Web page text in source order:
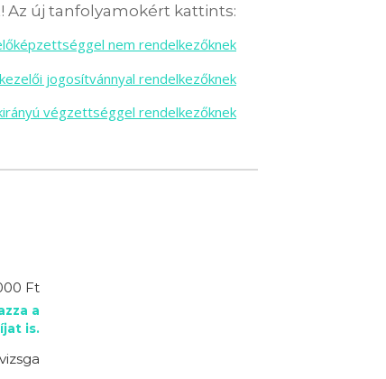
Az új tanfolyamokért kattints:
nem rendelkezőknek
jogosítvánnyal rendelkezőknek
végzettséggel rendelkezőknek
Ft
a
is.